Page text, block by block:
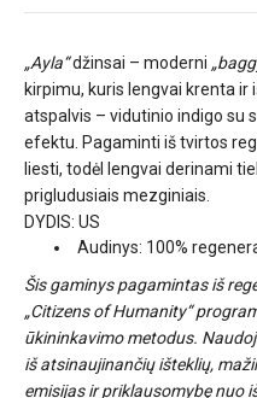
„Ayla“džinsai – moderni
kirpimu, kuris lengvai krenta
atspalvis – vidutinio indigo su
efektu. Pagaminti iš tvirtos
liesti, todėl lengvai derinami
prigludusiais mezginiais.
DYDIS: US
Audinys: 100%
Šis gaminys pagamintas iš
„Citizens of Humanity“
ūkininkavimo metodus.
iš atsinaujinančių išteklių,
emisijas ir priklausomybę nuo